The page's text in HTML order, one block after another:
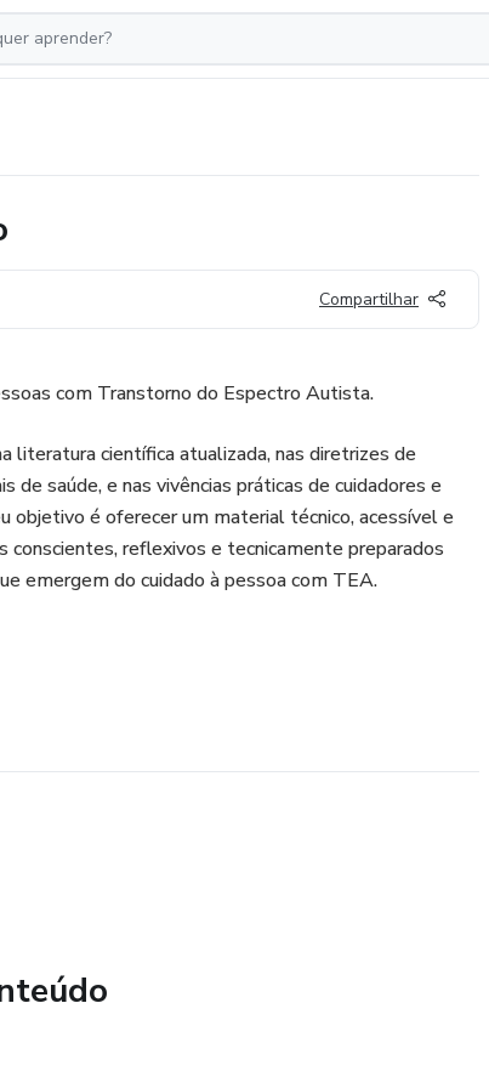
Compartilhar
com Transtorno do Espectro Autista.
literatura científica atualizada, nas diretrizes de
de saúde, e nas vivências práticas de cuidadores e
objetivo é oferecer um material técnico, acessível e
conscientes, reflexivos e tecnicamente preparados
emergem do cuidado à pessoa com TEA.